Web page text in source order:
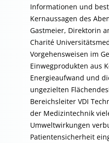
Informationen und
Kernaussagen des
Gastmeier, Direktorin
Charité
Vorgehensweisen im
Einwegprodukten aus
Energieaufwand und
ungezielten
Bereichsleiter VDI
der Medizintechnik
Umweltwirkungen
Patientensicherheit